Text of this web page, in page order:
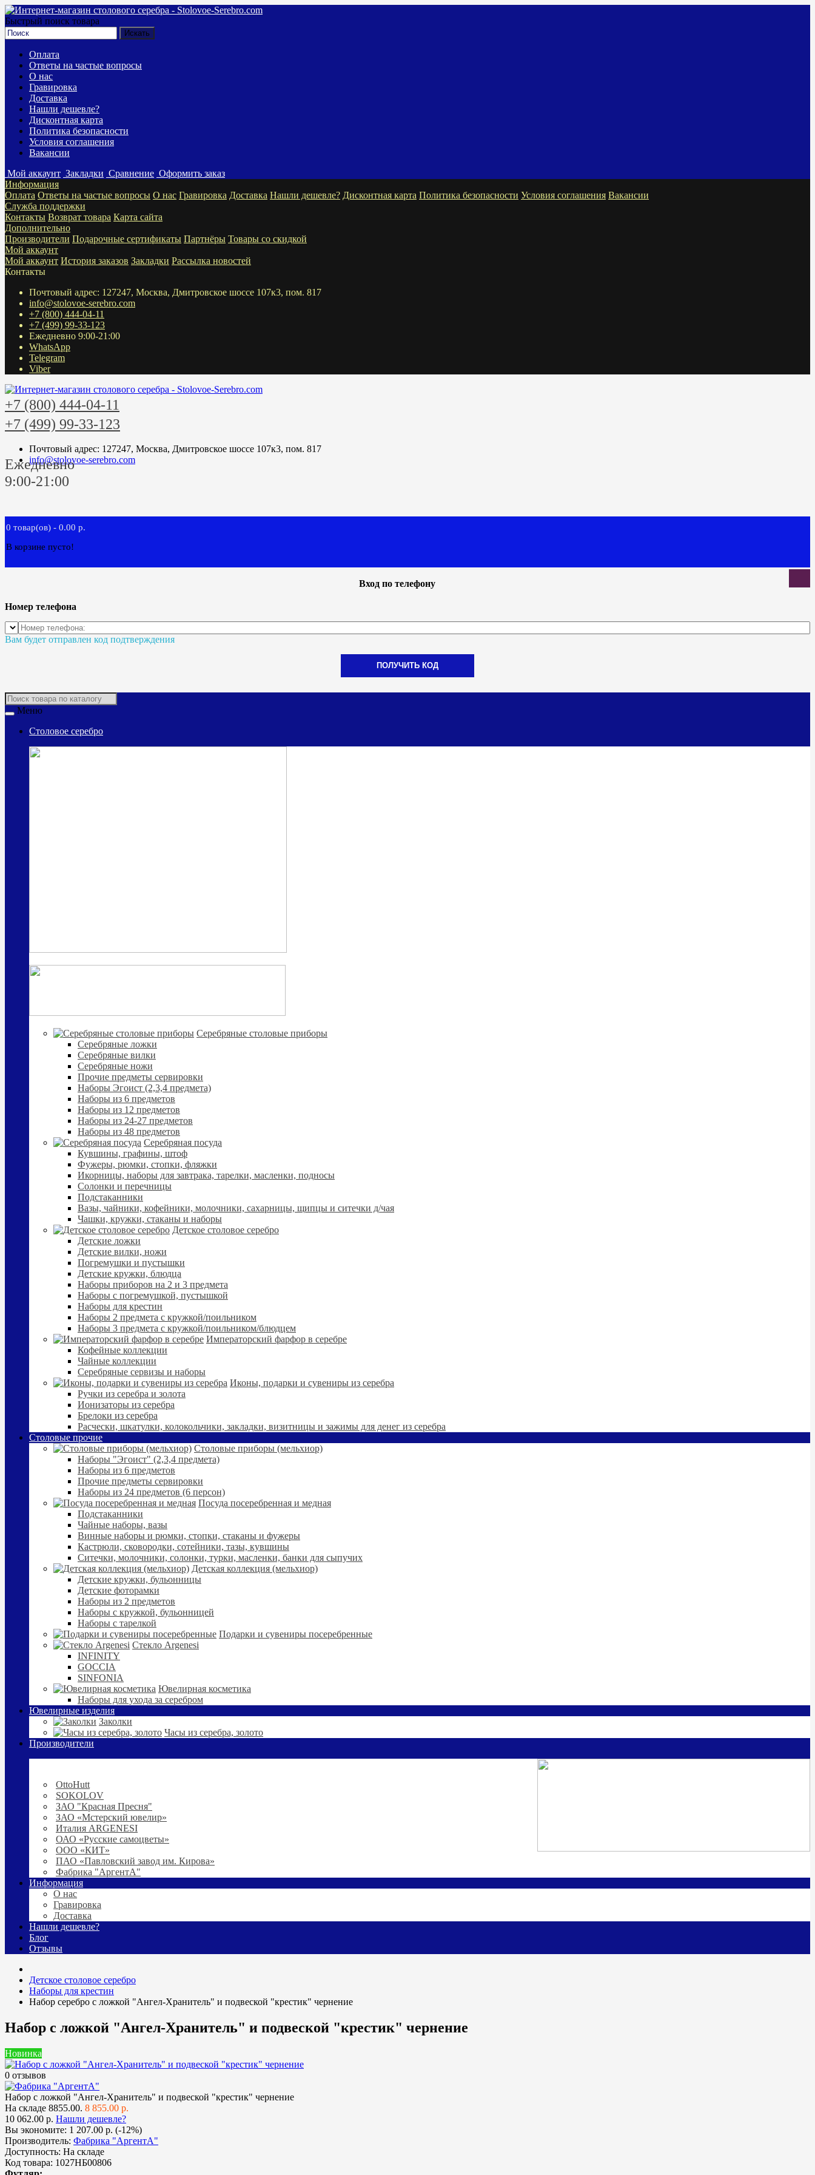
Быстрый поиск товара
Оплата
Ответы на частые вопросы
О нас
Гравировка
Доставка
Нашли дешевле?
Дисконтная карта
Политика безопасности
Условия соглашения
Вакансии
Мой аккаунт Закладки Сравнение Оформить заказ
Информация
Оплата Ответы на частые вопросы О нас Гравировка Доставка Нашли дешевле? Дисконтная карта Политика безопасности Условия соглашения Вакансии
Служба поддержки
Контакты Возврат товара Карта сайта
Дополнительно
Производители Подарочные сертификаты Партнёры Товары со скидкой
Мой аккаунт
Мой аккаунт История заказов Закладки Рассылка новостей
Контакты
Почтовый адрес: 127247, Москва, Дмитровское шоссе 107к3, пом. 817
info@stolovoe-serebro.com
+7 (800) 444-04-11
+7 (499) 99-33-123
Ежедневно 9:00-21:00
WhatsApp
Telegram
Viber
+7 (800) 444-04-11
+7 (499) 99-33-123
Почтовый адрес: 127247, Москва, Дмитровское шоссе 107к3, пом. 817
info@stolovoe-serebro.com
Ежедневно
9:00-21:00
0 товар(ов) - 0.00 р.
В корзине пусто!
Вход по телефону
Номер телефона
Вам будет отправлен код подтверждения
ПОЛУЧИТЬ КОД
Меню
Столовое серебро
Cеребряные столовые приборы
Серебряные ложки
Серебряные вилки
Серебряные ножи
Прочие предметы сервировки
Наборы Эгоист (2,3,4 предмета)
Наборы из 6 предметов
Наборы из 12 предметов
Наборы из 24-27 предметов
Наборы из 48 предметов
Серебряная посуда
Кувшины, графины, штоф
Фужеры, рюмки, стопки, фляжки
Икорницы, наборы для завтрака, тарелки, масленки, подносы
Солонки и перечницы
Подстаканники
Вазы, чайники, кофейники, молочники, сахарницы, щипцы и ситечки д/чая
Чашки, кружки, стаканы и наборы
Детское столовое серебро
Детские ложки
Детские вилки, ножи
Погремушки и пустышки
Детские кружки, блюдца
Наборы приборов на 2 и 3 предмета
Наборы с погремушкой, пустышкой
Наборы для крестин
Наборы 2 предмета с кружкой/поильником
Наборы 3 предмета с кружкой/поильником/блюдцем
Императорский фарфор в серебре
Кофейные коллекции
Чайные коллекции
Серебряные сервизы и наборы
Иконы, подарки и сувениры из серебра
Ручки из серебра и золота
Ионизаторы из серебра
Брелоки из серебра
Расчески, шкатулки, колокольчики, закладки, визитницы и зажимы для денег из серебра
Столовые прочие
Столовые приборы (мельхиор)
Наборы "Эгоист" (2,3,4 предмета)
Наборы из 6 предметов
Прочие предметы сервировки
Наборы из 24 предметов (6 персон)
Посуда посеребренная и медная
Подстаканники
Чайные наборы, вазы
Винные наборы и рюмки, стопки, стаканы и фужеры
Кастрюли, сковородки, сотейники, тазы, кувшины
Ситечки, молочники, солонки, турки, масленки, банки для сыпучих
Детская коллекция (мельхиор)
Детские кружки, бульонницы
Детские фоторамки
Наборы из 2 предметов
Наборы с кружкой, бульонницей
Наборы с тарелкой
Подарки и сувениры посеребренные
Стекло Argenesi
INFINITY
GOCCIA
SINFONIA
Ювелирная косметика
Наборы для ухода за серебром
Ювелирные изделия
Заколки
Часы из серебра, золото
Производители
OttoHutt
SOKOLOV
ЗАО "Красная Пресня"
ЗАО «Мстерский ювелир»
Италия ARGENESI
ОАО «Русские самоцветы»
ООО «КИТ»
ПАО «Павловский завод им. Кирова»
Фабрика "АргентА"
Информация
О нас
Гравировка
Доставка
Нашли дешевле?
Блог
Отзывы
Детское столовое серебро
Наборы для крестин
Набор серебро с ложкой "Ангел-Хранитель" и подвеской "крестик" чернение
Набор с ложкой "Ангел-Хранитель" и подвеской "крестик" чернение
Новинка
0 отзывов
Набор с ложкой "Ангел-Хранитель" и подвеской "крестик" чернение
На складе 8855.00. 8 855.00 р.
10 062.00 р. Нашли дешевле?
Вы экономите: 1 207.00 р. (-12%)
Производитель: Фабрика "АргентА"
Доступность: На складе
Код товара: 1027НБ00806